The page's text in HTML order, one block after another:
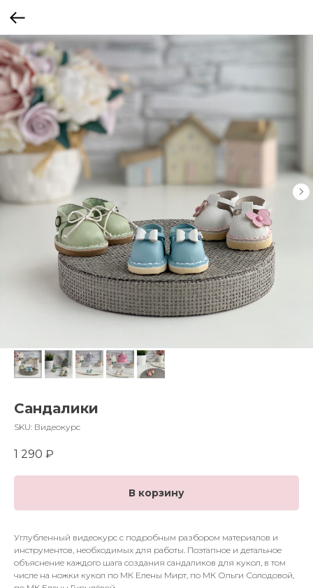
Сандалики
SKU: Видеокурс
1 290 ₽
В корзину
Углубленный видеокурс с подробным разбором материалов и
инструментов, необходимых для работы. Поэтапное и детальное
объяснение каждого шага создания сандаликов для кукол, в том
числе на ножки кукол по МК Елены Мирт, по МК Ольги Солодовой,